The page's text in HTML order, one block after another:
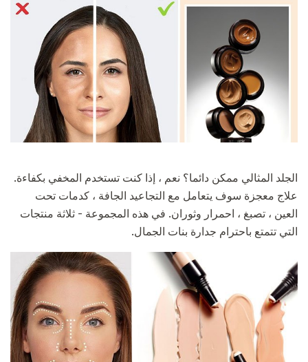
الجلد المثالي ممكن دائما؟ نعم ، إذا كنت تستخدم المخفي بكفاءة.
علاج معجزة سوف يتعامل مع التجاعيد الجافة ، كدمات تحت
العين ، تصبغ ، احمرار وثوران. في هذه المجموعة - ثلاثة منتجات
التي تتمتع باحترام جدارة بنات الجمال.